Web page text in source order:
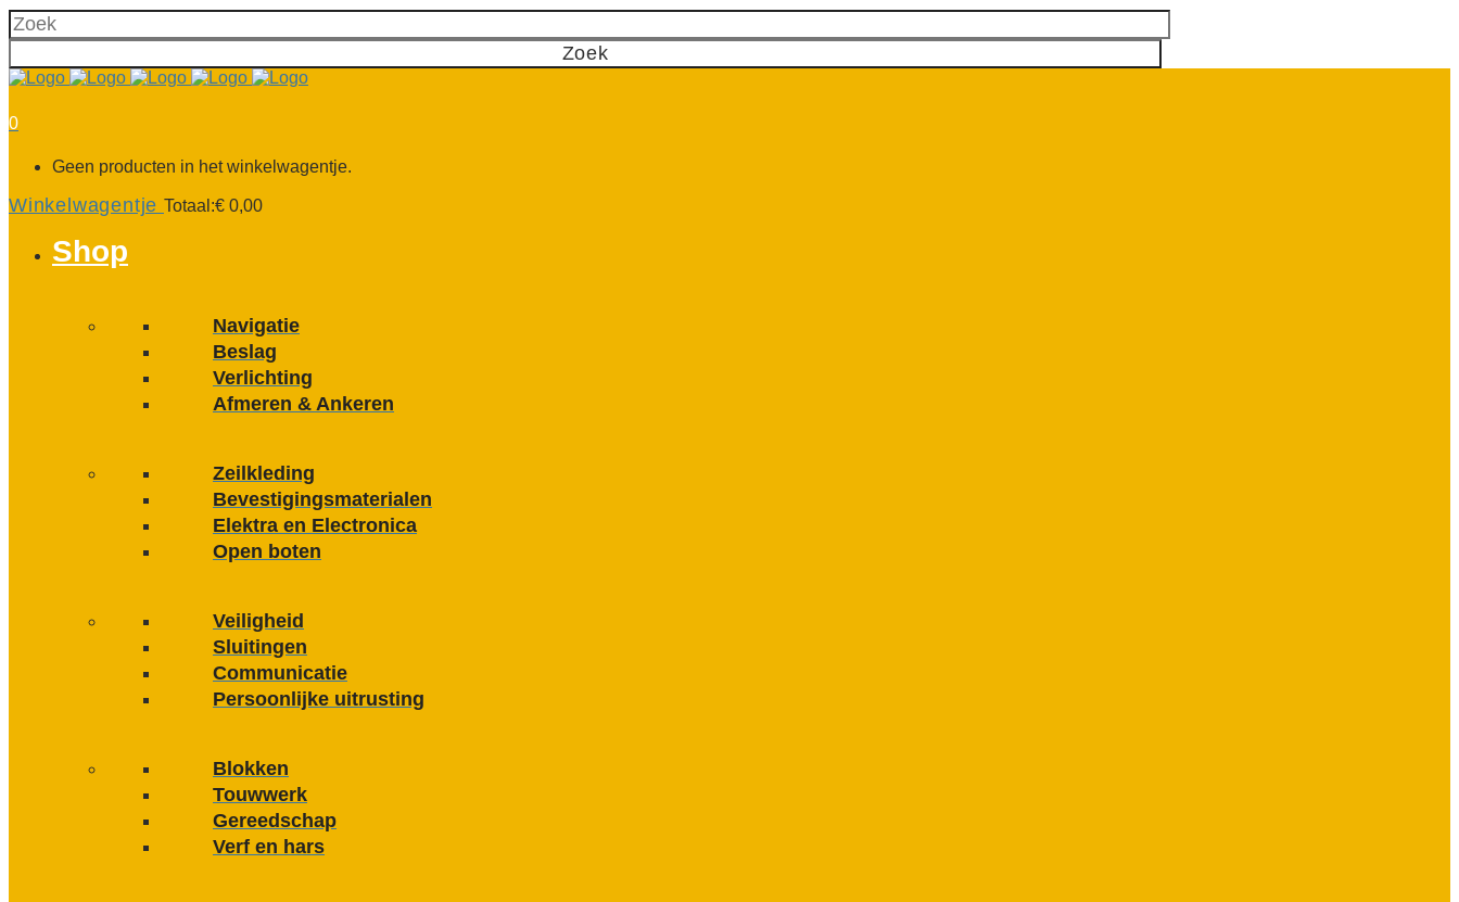
0
Geen producten in het winkelwagentje.
Winkelwagentje Totaal:€ 0,00
Shop
Navigatie
Beslag
Verlichting
Afmeren & Ankeren
Zeilkleding
Bevestigings­­materialen
Elektra en Electronica
Open boten
Veiligheid
Sluitingen
Communicatie
Persoonlijke uitrusting
Blokken
Touwwerk
Gereedschap
Verf en hars